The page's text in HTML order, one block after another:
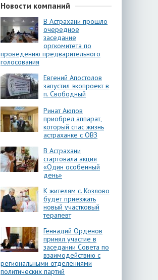
Новости компаний
В Астрахани прошло
очередное
заседание
оргкомитета по
проведению предварительного
голосования
Евгений Апостолов
запустил экопроект в
п. Свободный
Ринат Аюпов
приобрел аппарат,
который спас жизнь
астраханке с ОВЗ
В Астрахани
стартовала акция
«Один особенный
день»
К жителям с. Козлово
будет приезжать
новый участковый
терапевт
Геннадий Орденов
принял участие в
заседании Совета по
взаимодействию с
региональными отделениями
политических партий